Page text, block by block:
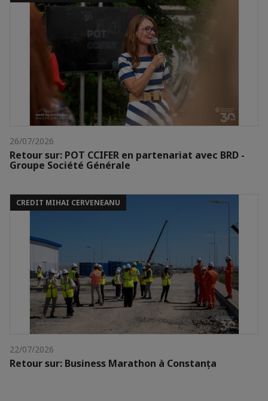
26/07/2026
Retour sur: POT CCIFER en partenariat avec BRD -
Groupe Société Générale
CREDIT MIHAI CERVENEANU
22/07/2026
Retour sur: Business Marathon à Constanța